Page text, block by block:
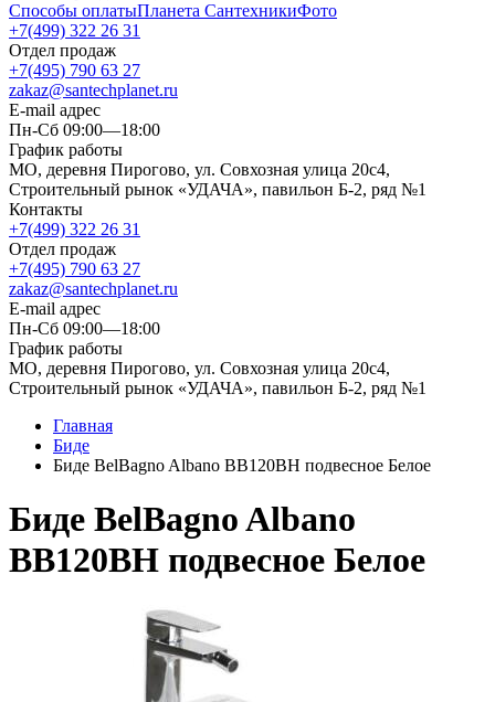
Способы оплатыПланета СантехникиФото
+7(499) 322 26 31
Отдел продаж
+7(495) 790 63 27
zakaz@santechplanet.ru
E-mail адрес
Пн-Сб 09:00—18:00
График работы
МО, деревня Пирогово, ул. Совхозная улица 20с4,
Строительный рынок «УДАЧА», павильон Б-2, ряд №1
Контакты
+7(499) 322 26 31
Отдел продаж
+7(495) 790 63 27
zakaz@santechplanet.ru
E-mail адрес
Пн-Сб 09:00—18:00
График работы
МО, деревня Пирогово, ул. Совхозная улица 20с4,
Строительный рынок «УДАЧА», павильон Б-2, ряд №1
Главная
Биде
Биде BelBagno Albano BB120BH подвесное Белое
Биде BelBagno Albano
BB120BH подвесное Белое